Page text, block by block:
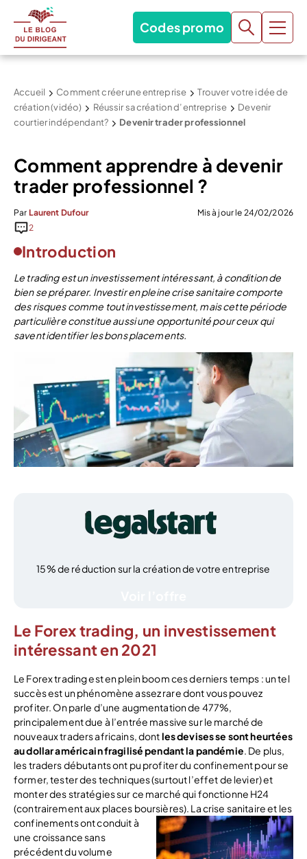
Codes promo
Accueil Comment créer une entreprise
Trouver votre idée de
création (vidéo)
Réussir sa création d’entreprise
Devenir
courtier indépendant?
Devenir trader professionnel
Comment apprendre à devenir
trader professionnel ?
Par Laurent Dufour
Mis à jour le 24/02/2026
2
Introduction
Le trading est un investissement intéressant, à condition de
bien se préparer. Investir en pleine crise sanitaire comporte
des risques comme tout investissement, mais cette période
particulière constitue aussi une opportunité pour ceux qui
savent identifier les bons placements.
15% de réduction sur la création de votre entreprise
Le Forex trading, un investissement
intéressant en 2021
Le Forex trading est en plein boom ces derniers temps : un tel
succès est un phénomène assez rare dont vous pouvez
profiter. On parle d’une augmentation de 477%,
principalement due à l’entrée massive sur le marché de
nouveaux traders africains, dontles devises se sont heurtées
au dollar américain fragilisé pendant la pandémie. De plus,
les traders débutants ont pu profiter du confinement pour se
former, tester des techniques (surtout l’effet de levier) et
monter des stratégies sur ce marché qui fonctionne H24
(contrairement aux places boursières). La crise sanitaire et les
confinements ont conduit à
une croissance sans
précédent du volume